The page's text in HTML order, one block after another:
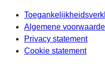
Algemene
Privacy statement
Cookie statement